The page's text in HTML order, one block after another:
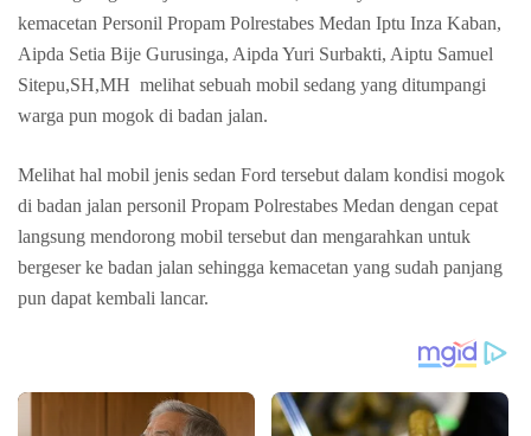
kemacetan Personil Propam Polrestabes Medan Iptu Inza Kaban,
Aipda Setia Bije Gurusinga, Aipda Yuri Surbakti, Aiptu Samuel
Sitepu,SH,MH melihat sebuah mobil sedang yang ditumpangi
warga pun mogok di badan jalan.
Melihat hal mobil jenis sedan Ford tersebut dalam kondisi mogok
di badan jalan personil Propam Polrestabes Medan dengan cepat
langsung mendorong mobil tersebut dan mengarahkan untuk
bergeser ke badan jalan sehingga kemacetan yang sudah panjang
pun dapat kembali lancar.